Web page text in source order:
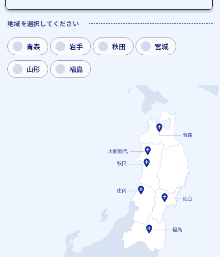
地域を選択してください
青森 岩手 秋田 宮城
山形 福島
青森
大館能代
秋田
庄内
仙台
福島